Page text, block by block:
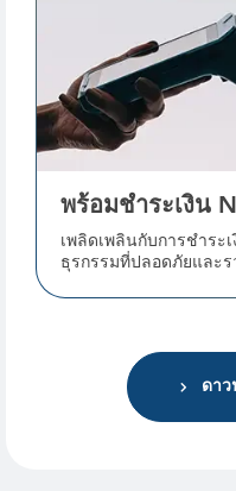
พร้อมชําระเงิน
เพลิดเพลินกับการชําระ
ธุรกรรมที่ปลอดภัยและร
ดา